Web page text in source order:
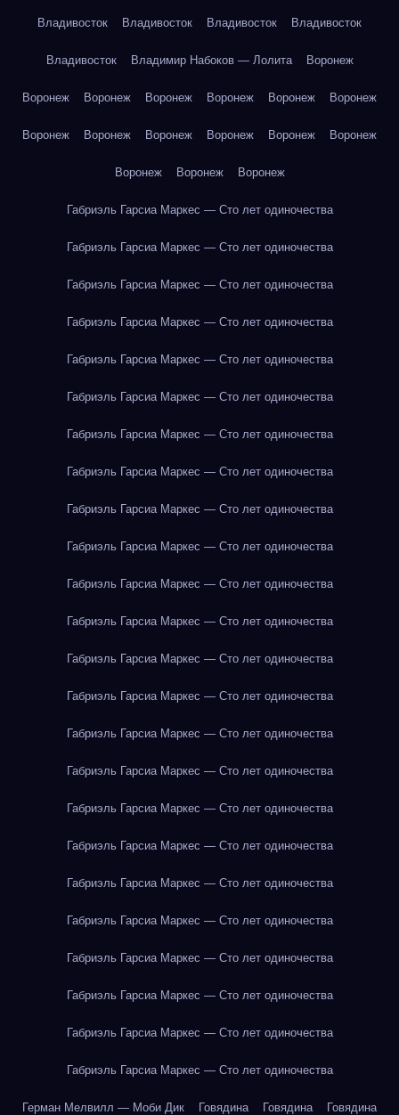
Владивосток Владивосток Владивосток Владивосток
Владивосток Владимир Набоков — Лолита Воронеж
Воронеж Воронеж Воронеж Воронеж Воронеж Воронеж
Воронеж Воронеж Воронеж Воронеж Воронеж Воронеж
Воронеж Воронеж Воронеж
Габриэль Гарсиа Маркес — Сто лет одиночества
Габриэль Гарсиа Маркес — Сто лет одиночества
Габриэль Гарсиа Маркес — Сто лет одиночества
Габриэль Гарсиа Маркес — Сто лет одиночества
Габриэль Гарсиа Маркес — Сто лет одиночества
Габриэль Гарсиа Маркес — Сто лет одиночества
Габриэль Гарсиа Маркес — Сто лет одиночества
Габриэль Гарсиа Маркес — Сто лет одиночества
Габриэль Гарсиа Маркес — Сто лет одиночества
Габриэль Гарсиа Маркес — Сто лет одиночества
Габриэль Гарсиа Маркес — Сто лет одиночества
Габриэль Гарсиа Маркес — Сто лет одиночества
Габриэль Гарсиа Маркес — Сто лет одиночества
Габриэль Гарсиа Маркес — Сто лет одиночества
Габриэль Гарсиа Маркес — Сто лет одиночества
Габриэль Гарсиа Маркес — Сто лет одиночества
Габриэль Гарсиа Маркес — Сто лет одиночества
Габриэль Гарсиа Маркес — Сто лет одиночества
Габриэль Гарсиа Маркес — Сто лет одиночества
Габриэль Гарсиа Маркес — Сто лет одиночества
Габриэль Гарсиа Маркес — Сто лет одиночества
Габриэль Гарсиа Маркес — Сто лет одиночества
Габриэль Гарсиа Маркес — Сто лет одиночества
Габриэль Гарсиа Маркес — Сто лет одиночества
Герман Мелвилл — Моби Дик Говядина Говядина Говядина